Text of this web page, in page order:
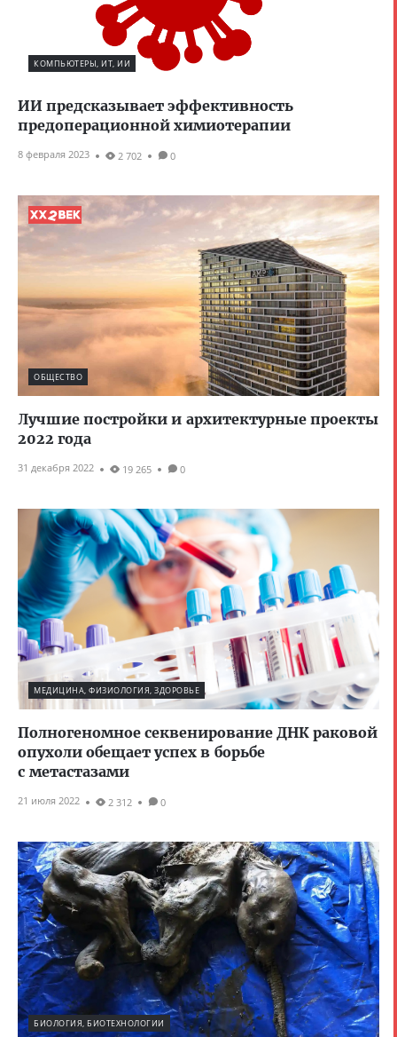
КОМПЬЮТЕРЫ, ИТ, ИИ
ИИ предсказывает эффективность
предоперационной химиотерапии
8 февраля 2023 2 702 0
ОБЩЕСТВО
Лучшие постройки и архитектурные проекты
2022 года
31 декабря 2022 19 265 0
МЕДИЦИНА, ФИЗИОЛОГИЯ, ЗДОРОВЬЕ
Полногеномное секвенирование ДНК раковой
опухоли обещает успех в борьбе
с метастазами
21 июля 2022 2 312 0
БИОЛОГИЯ, БИОТЕХНОЛОГИИ